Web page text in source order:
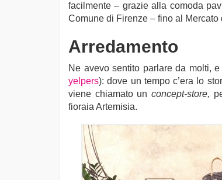
facilmente – grazie alla comoda
Comune di Firenze – fino al
Arredamento
Ne avevo sentito parlare da molti,
yelpers): dove un tempo c’era lo
viene chiamato un concept-store,
fioraia Artemisia.